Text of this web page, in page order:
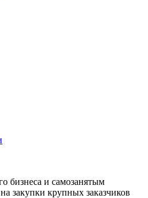
бизнеса и самозанятым
закупки крупных заказчиков